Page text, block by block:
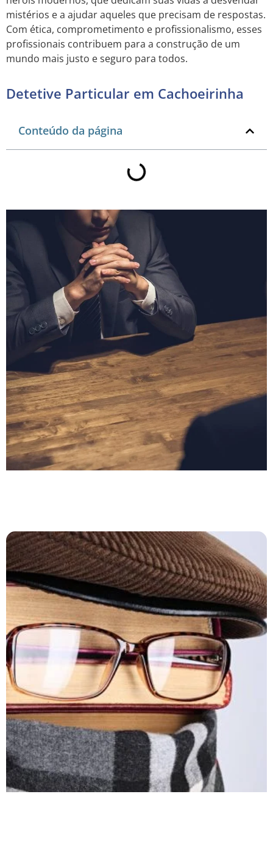
mistérios e a ajudar aqueles que precisam de respostas.
Com ética, comprometimento e profissionalismo, esses
profissionais contribuem para a construção de um
mundo mais justo e seguro para todos.
Detetive Particular em Cachoeirinha
Conteúdo da página